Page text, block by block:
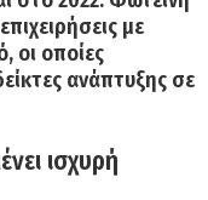
με
, οι οποίες
ανάπτυξης σε
ισχυρή